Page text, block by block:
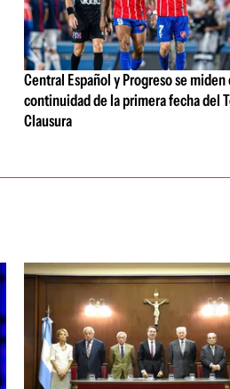
Central Español y Progreso se miden
continuidad de la primera fecha del
Clausura